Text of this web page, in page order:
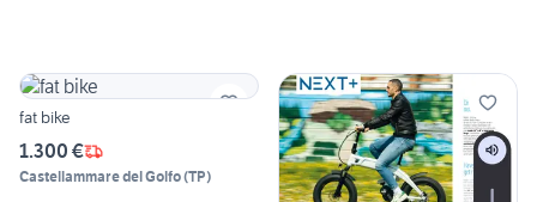
fat bike
1.300 €
Castellammare del Golfo(TP)